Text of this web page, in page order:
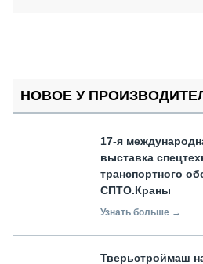
НОВОЕ У
17-я
выставка
транспортного
СПТО.Краны
Узнать больше →
Тверьстроймаш